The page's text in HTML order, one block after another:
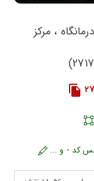
، مرکز
کد - و ...